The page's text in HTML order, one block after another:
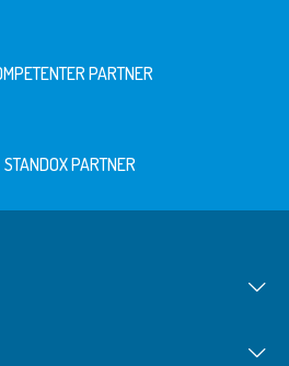
PARTNER
STANDOX PARTNER